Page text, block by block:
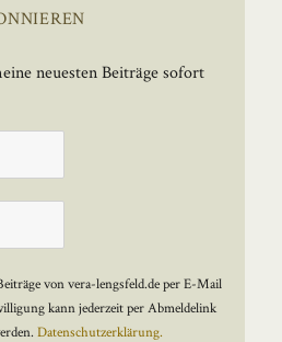
neuesten Beiträge sofort
von vera-lengsfeld.de per E-Mail
kann jederzeit per Abmeldelink
Datenschutzerklärung.